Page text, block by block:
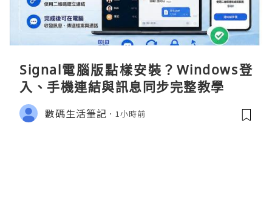
Signal電腦版點樣安裝？Windows登
入、手機連結與訊息同步完整教學
數碼生活筆記 1小時前